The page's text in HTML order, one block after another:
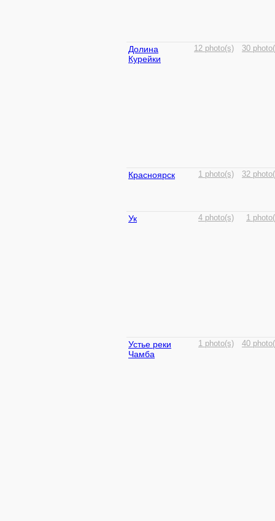
Долина
Курейки
12 photo(s) 30
Красноярск 1 photo(s) 32
Ук 4 photo(s) 1
Устье реки
Чамба
1 photo(s) 40